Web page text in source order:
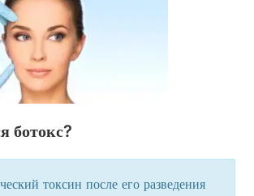
ботокс?
токсин после его разведения